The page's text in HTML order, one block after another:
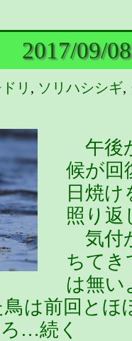
2017/09/08
リ , ソリハシシギ,
午後
候が回
日焼
照り返
気付
ちてき
は無い
は前回とほ
…続く